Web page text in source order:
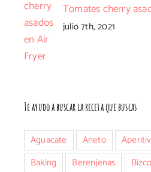
Tomates cherry
julio 7th, 2021
Te ayudo a buscar la receta que buscas
Aguacate Aneto
Baking
Berenjenas